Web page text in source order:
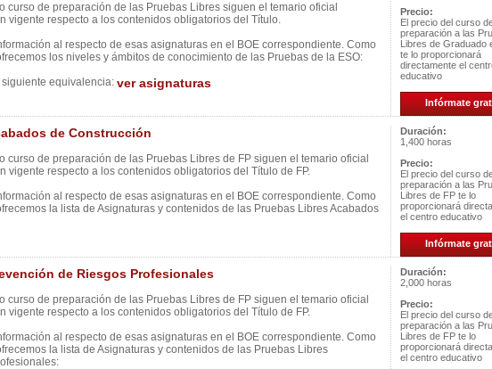
curso de preparación de las Pruebas Libres siguen el temario oficial
vigente respecto a los contenidos obligatorios del Título.
al respecto de esas asignaturas en el BOE correspondiente. Como
los niveles y ámbitos de conocimiento de las Pruebas de la ESO:
equivalencia: ver asignaturas
Precio:
El precio del curso
preparación a las
Libres de Graduado
te lo proporcionará
directamente el
educativo
Infórmate
de Construcción
curso de preparación de las Pruebas Libres de FP siguen el temario oficial
vigente respecto a los contenidos obligatorios del Título de FP.
al respecto de esas asignaturas en el BOE correspondiente. Como
la lista de Asignaturas y contenidos de las Pruebas Libres Acabados
Duración:
1,400 horas
Precio:
El precio del curso
preparación a las
Libres de FP te lo
proporcionará
el centro educativo
Infórmate
de Riesgos Profesionales
curso de preparación de las Pruebas Libres de FP siguen el temario oficial
vigente respecto a los contenidos obligatorios del Título de FP.
al respecto de esas asignaturas en el BOE correspondiente. Como
la lista de Asignaturas y contenidos de las Pruebas Libres
Duración:
2,000 horas
Precio:
El precio del curso
preparación a las
Libres de FP te lo
proporcionará
el centro educativo